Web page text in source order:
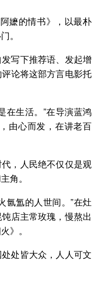
嬷的情书》，以最朴
。
写下推荐语、发起增
论将这部方言电影托
在生活。”在导演蓝鸿
由心而发，在讲老百
，人民绝不仅仅是观
角。
氤氲的人世间。”在灶
店主常玫瑰，慢熬出
》。
处皆大众，人人可文